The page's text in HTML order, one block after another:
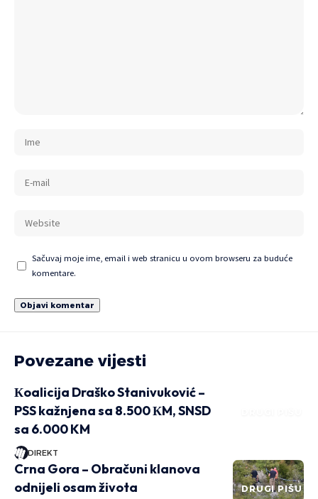
Sačuvaj moje ime, email i web stranicu u ovom browseru za buduće
komentare.
Povezane vijesti
Кoalicija Draško Stanivuković –
PSS kažnjena sa 8.500 КM, SNSD
sa 6.000 KM
DIREKT
DRUGI PIŠU
Crna Gora – Obračuni klanova
odnijeli osam života